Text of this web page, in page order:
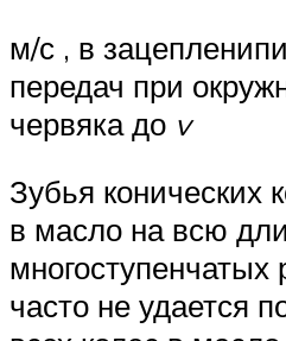
м/с , в
передач при
червяка до v
Зубья конических
в масло на всю
многоступенчатых
часто не удается